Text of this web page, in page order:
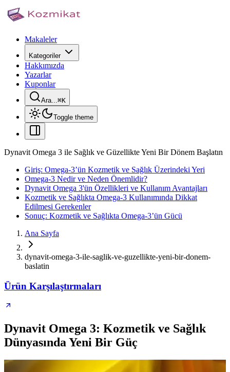
Makaleler
Kategoriler
Hakkımızda
Yazarlar
Kuponlar
Ara...⌘K
Toggle theme
Dynavit Omega 3 ile Sağlık ve Güzellikte Yeni Bir Dönem Başlatın
Giriş: Omega-3’ün Kozmetik ve Sağlık Üzerindeki Yeri
Omega-3 Nedir ve Neden Önemlidir?
Dynavit Omega 3'ün Özellikleri ve Kullanım Avantajları
Kozmetik ve Sağlıkta Omega-3 Kullanımında Dikkat
Edilmesi Gerekenler
Sonuç: Kozmetik ve Sağlıkta Omega-3’ün Gücü
Ana Sayfa
dynavit-omega-3-ile-saglik-ve-guzellikte-yeni-bir-donem-
baslatin
Ürün Karşılaştırmaları
Dynavit Omega 3: Kozmetik ve Sağlık
Dünyasında Yeni Bir Güç